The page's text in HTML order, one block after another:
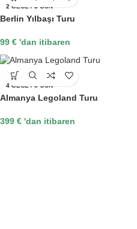
2 GECE / 3 GÜN
Berlin Yılbaşı Turu
99 € 'dan itibaren
ALMANYA
4 GECE / 5 GÜN
Almanya Legoland Turu
399 € 'dan itibaren